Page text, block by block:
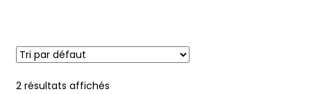
2 résultats affichés